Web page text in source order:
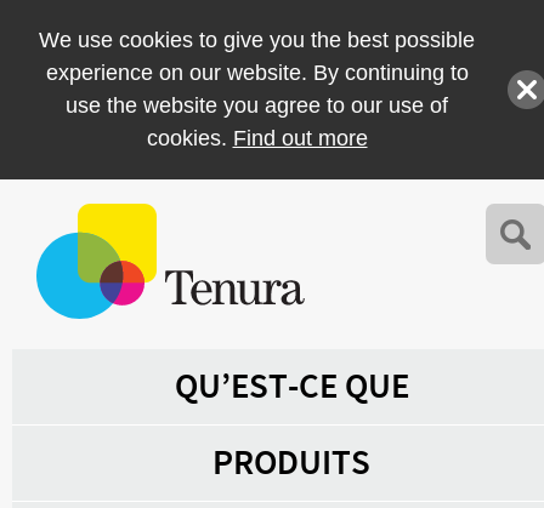
We use cookies to give you the best possible
experience on our website. By continuing to
use the website you agree to our use of
cookies. Find out more
QU’EST-CE QUE
PRODUITS